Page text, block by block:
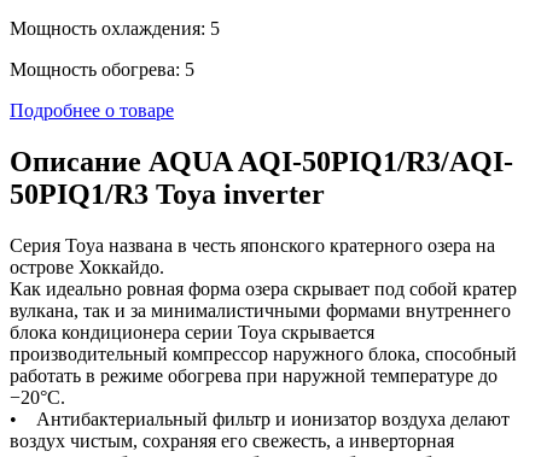
Мощность охлаждения: 5
Мощность обогрева: 5
Подробнее о товаре
Описание AQUA AQI-50PIQ1/R3/AQI-
50PIQ1/R3 Toya inverter
Серия Toya названа в честь японского кратерного озера на
острове Хоккайдо.
Как идеально ровная форма озера скрывает под собой кратер
вулкана, так и за минималистичными формами внутреннего
блока кондиционера серии Toya скрывается
производительный компрессор наружного блока, способный
работать в режиме обогрева при наружной температуре до
−20°С.
• Антибактериальный фильтр и ионизатор воздуха делают
воздух чистым, сохраняя его свежесть, а инверторная